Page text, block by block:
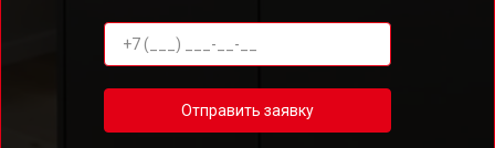
Отправить заявку